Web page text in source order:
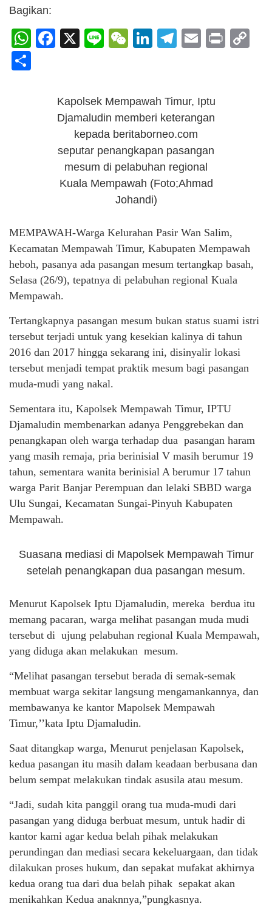
Bagikan:
WhatsApp
Facebook
X LineWeChat
LinkedIn
Telegram
Email
Print
Kapolsek Mempawah Timur, Iptu
Djamaludin memberi keterangan
kepada beritaborneo.com
seputar penangkapan pasangan
mesum di pelabuhan regional
Kuala Mempawah (Foto;Ahmad
Johandi)
MEMPAWAH-Warga Kelurahan Pasir Wan Salim,
Kecamatan Mempawah Timur, Kabupaten Mempawah
heboh, pasanya ada pasangan mesum tertangkap basah,
Selasa (26/9), tepatnya di pelabuhan regional Kuala
Mempawah.
Tertangkapnya pasangan mesum bukan status suami istri
tersebut terjadi untuk yang kesekian kalinya di tahun
2016 dan 2017 hingga sekarang ini, disinyalir lokasi
tersebut menjadi tempat praktik mesum bagi pasangan
muda-mudi yang nakal.
Sementara itu, Kapolsek Mempawah Timur, IPTU
Djamaludin membenarkan adanya Penggrebekan dan
penangkapan oleh warga terhadap dua pasangan haram
yang masih remaja, pria berinisial V masih berumur 19
tahun, sementara wanita berinisial A berumur 17 tahun
warga Parit Banjar Perempuan dan lelaki SBBD warga
Ulu Sungai, Kecamatan Sungai-Pinyuh Kabupaten
Mempawah.
Suasana mediasi di Mapolsek Mempawah Timur
setelah penangkapan dua pasangan mesum.
Menurut Kapolsek Iptu Djamaludin, mereka berdua itu
memang pacaran, warga melihat pasangan muda mudi
tersebut di ujung pelabuhan regional Kuala Mempawah,
yang diduga akan melakukan mesum.
“Melihat pasangan tersebut berada di semak-semak
membuat warga sekitar langsung mengamankannya, dan
membawanya ke kantor Mapolsek Mempawah
Timur,’’kata Iptu Djamaludin.
Saat ditangkap warga, Menurut penjelasan Kapolsek,
kedua pasangan itu masih dalam keadaan berbusana dan
belum sempat melakukan tindak asusila atau mesum.
“Jadi, sudah kita panggil orang tua muda-mudi dari
pasangan yang diduga berbuat mesum, untuk hadir di
kantor kami agar kedua belah pihak melakukan
perundingan dan mediasi secara kekeluargaan, dan tidak
dilakukan proses hukum, dan sepakat mufakat akhirnya
kedua orang tua dari dua belah pihak sepakat akan
menikahkan Kedua anaknnya,”pungkasnya.